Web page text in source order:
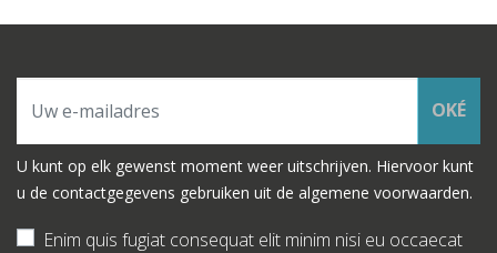
OKÉ
U kunt op elk gewenst moment weer uitschrijven. Hiervoor kunt
u de contactgegevens gebruiken uit de algemene voorwaarden.
Enim quis fugiat consequat elit minim nisi eu occaecat